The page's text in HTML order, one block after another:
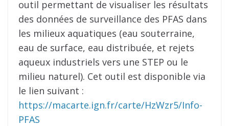
outil permettant de visualiser les résultats
des données de surveillance des PFAS dans
les milieux aquatiques (eau souterraine,
eau de surface, eau distribuée, et rejets
aqueux industriels vers une STEP ou le
milieu naturel). Cet outil est disponible via
le lien suivant :
https://macarte.ign.fr/carte/HzWzr5/Info-
PFAS